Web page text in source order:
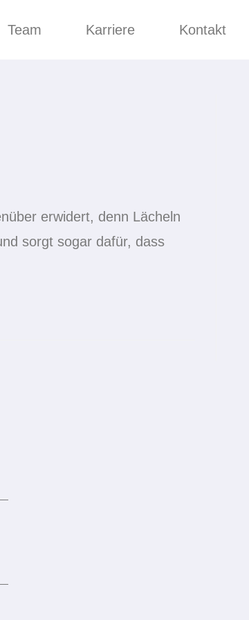
Team Karriere Kontakt
erwidert, denn Lächeln
sorgt sogar dafür, dass